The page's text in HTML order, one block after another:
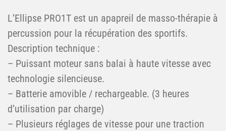
L’Ellipse PRO1T est un apapreil de masso-thérapie à
percussion pour la récupération des sportifs.
Description technique :
– Puissant moteur sans balai à haute vitesse avec
technologie silencieuse.
– Batterie amovible / rechargeable. (3 heures
d’utilisation par charge)
– Plusieurs réglages de vitesse pour une traction